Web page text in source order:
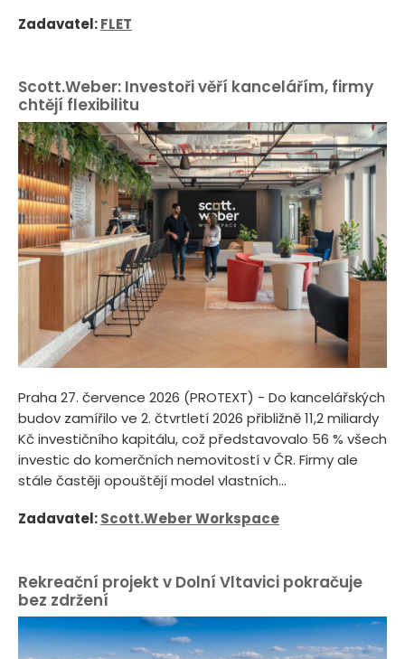
Zadavatel:FLET
Scott.Weber: Investoři věří kancelářím, firmy
chtějí flexibilitu
Praha 27. července 2026 (PROTEXT) - Do kancelářských
budov zamířilo ve 2. čtvrtletí 2026 přibližně 11,2 miliardy
Kč investičního kapitálu, což představovalo 56 % všech
investic do komerčních nemovitostí v ČR. Firmy ale
stále častěji opouštějí model vlastních...
Zadavatel:Scott.Weber Workspace
Rekreační projekt v Dolní Vltavici pokračuje
bez zdržení